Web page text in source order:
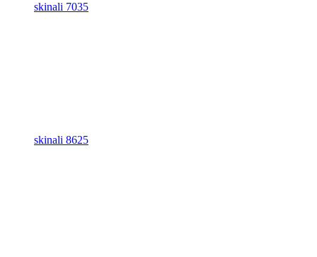
skinali 7035
skinali 8625